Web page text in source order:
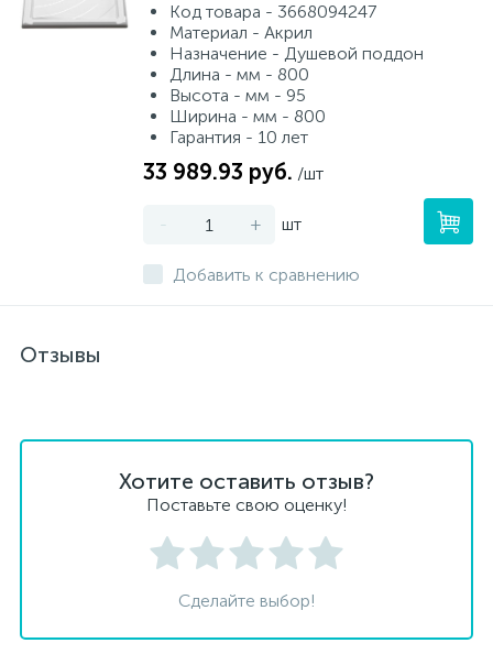
Код товара - 3668094247
Материал - Акрил
Назначение - Душевой поддон
Длина - мм - 800
Высота - мм - 95
Ширина - мм - 800
Гарантия - 10 лет
33 989.93 руб. /шт
- + шт
Добавить к сравнению
Отзывы
Хотите оставить отзыв?
Поставьте свою оценку!
Сделайте выбор!